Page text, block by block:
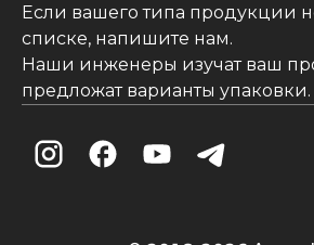
Если вашего типа продукции
списке, напишите нам.
Наши инженеры изучат ваш
предложат варианты упаковки.